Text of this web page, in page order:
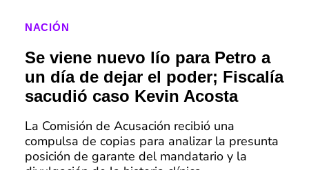
NACIÓN
Se viene nuevo lío para Petro a
un día de dejar el poder; Fiscalía
sacudió caso Kevin Acosta
La Comisión de Acusación recibió una
compulsa de copias para analizar la presunta
posición de garante del mandatario y la